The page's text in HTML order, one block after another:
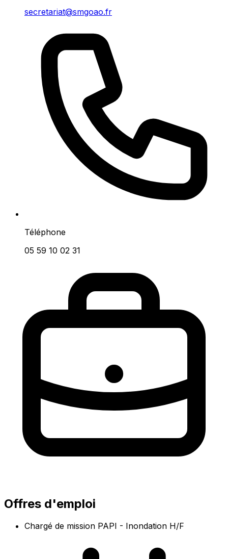
secretariat@smgoao.fr
Téléphone
05 59 10 02 31
Offres d'emploi
Chargé de mission PAPI - Inondation H/F